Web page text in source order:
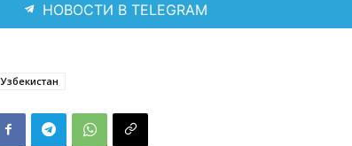
НОВОСТИ В TELEGRAM
Узбекистан